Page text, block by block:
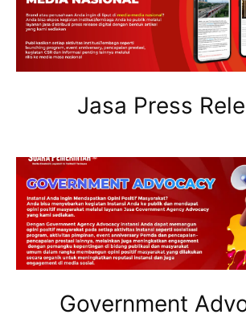
Jasa Press
Government